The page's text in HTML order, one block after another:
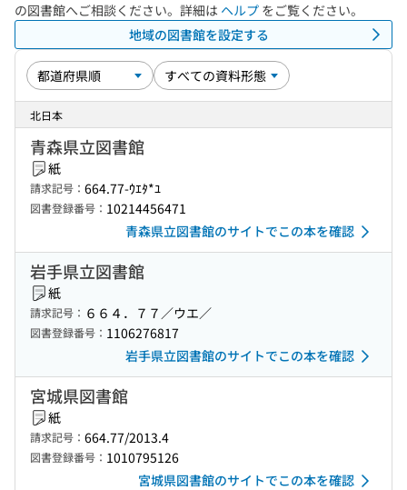
の図書館へご相談ください。詳細は ヘルプ をご覧ください。
地域の図書館を設定する
北日本
青森県立図書館
紙
請求記号： 664.77-ｳｴﾀ*ﾕ
図書登録番号： 10214456471
青森県立図書館のサイトでこの本を確認
岩手県立図書館
紙
請求記号： ６６４．７７／ウエ／
図書登録番号： 1106276817
岩手県立図書館のサイトでこの本を確認
宮城県図書館
紙
請求記号： 664.77/2013.4
図書登録番号： 1010795126
宮城県図書館のサイトでこの本を確認